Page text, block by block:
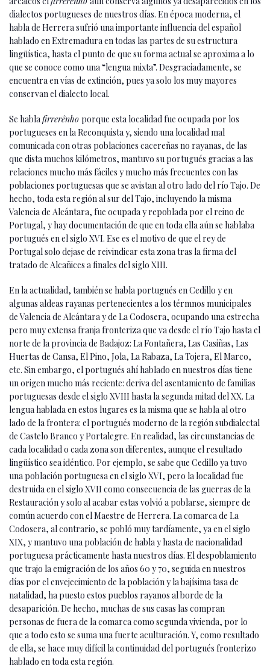
dialectos portugueses de nuestros días. En época moderna, el
habla de Herrera sufrió una importante influencia del español
hablado en Extremadura en todas las partes de su estructura
lingüística, hasta el punto de que su forma actual se aproxima a lo
que se conoce como una “lengua mixta”. Desgraciadamente, se
encuentra en vías de extinción, pues ya solo los muy mayores
conservan el dialecto local.
Se hablafirrerênho porque esta localidad fue ocupada por los
portugueses en la Reconquista y, siendo una localidad mal
comunicada con otras poblaciones cacereñas no rayanas, de las
que dista muchos kilómetros, mantuvo su portugués gracias a las
relaciones mucho más fáciles y mucho más frecuentes con las
poblaciones portuguesas que se avistan al otro lado del río Tajo. De
hecho, toda esta región al sur del Tajo, incluyendo la misma
Valencia de Alcántara, fue ocupada y repoblada por el reino de
Portugal, y hay documentación de que en toda ella aún se hablaba
portugués en el siglo XVI. Ese es el motivo de que el rey de
Portugal solo dejase de reivindicar esta zona tras la firma del
tratado de Alcañices a finales del siglo XIII.
En la actualidad, también se habla portugués en Cedillo y en
algunas aldeas rayanas pertenecientes a los térmnos municipales
de Valencia de Alcántara y de La Codosera, ocupando una estrecha
pero muy extensa franja fronteriza que va desde el río Tajo hasta el
norte de la provincia de Badajoz: La Fontañera, Las Casiñas, Las
Huertas de Cansa, El Pino, Jola, La Rabaza, La Tojera, El Marco,
etc. Sin embargo, el portugués ahí hablado en nuestros días tiene
un origen mucho más reciente: deriva del asentamiento de familias
portuguesas desde el siglo XVIII hasta la segunda mitad del XX. La
lengua hablada en estos lugares es la misma que se habla al otro
lado de la frontera: el portugués moderno de la región subdialectal
de Castelo Branco y Portalegre. En realidad, las circunstancias de
cada localidad o cada zona son diferentes, aunque el resultado
lingüístico sea idéntico. Por ejemplo, se sabe que Cedillo ya tuvo
una población portuguesa en el siglo XVI, pero la localidad fue
destruida en el siglo XVII como consecuencia de las guerras de la
Restauración y solo al acabar estas volvió a poblarse, siempre de
común acuerdo con el Maestre de Herrera. La comarca de La
Codosera, al contrario, se pobló muy tardíamente, ya en el siglo
XIX, y mantuvo una población de habla y hasta de nacionalidad
portuguesa prácticamente hasta nuestros días. El despoblamiento
que trajo la emigración de los años 60 y 70, seguida en nuestros
días por el envejecimiento de la población y la bajísima tasa de
natalidad, ha puesto estos pueblos rayanos al borde de la
desaparición. De hecho, muchas de sus casas las compran
personas de fuera de la comarca como segunda vivienda, por lo
que a todo esto se suma una fuerte aculturación. Y, como resultado
de ella, se hace muy difícil la continuidad del portugués fronterizo
hablado en toda esta región.